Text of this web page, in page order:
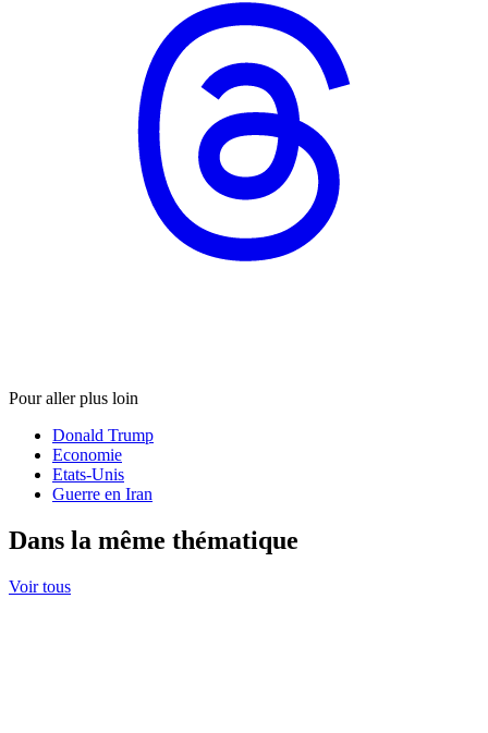
Pour aller plus loin
Donald Trump
Economie
Etats-Unis
Guerre en Iran
Dans la même thématique
Voir tous